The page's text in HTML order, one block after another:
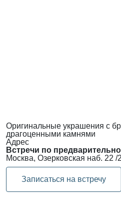
Оригинальные украшения с
драгоценными камнями
Адрес
Встречи по
Москва, Озерковская наб. 22 /
Записаться на встречу